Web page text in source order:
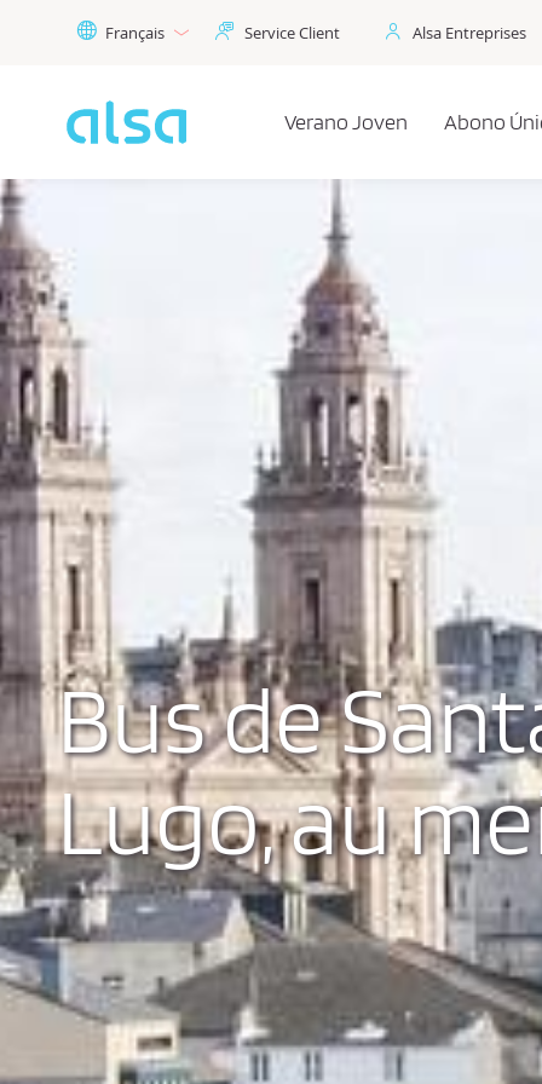
Saut au contenu principal
Français Service Client Alsa Entreprises
Verano Joven Abono
Bus de
Lugo, au